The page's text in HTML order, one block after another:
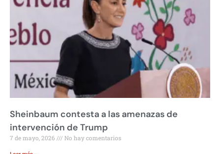
Sheinbaum contesta a las amenazas de
intervención de Trump
7 de mayo, 2026 No hay comentarios